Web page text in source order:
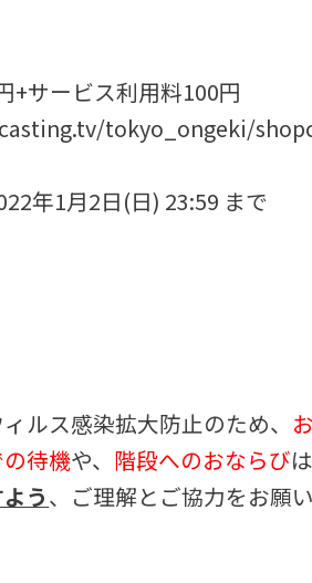
+サービス利用料100円
tokyo_ongeki/
年1月2日(日) 23:59 まで
ルス感染拡大防止のため、
待機や、 階段へのおならび
う、ご理解とご協力をお願